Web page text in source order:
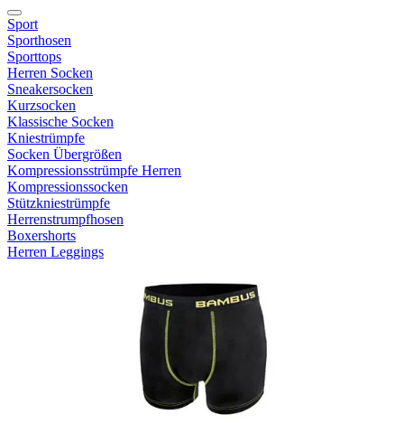
Sport
Sporthosen
Sporttops
Herren Socken
Sneakersocken
Kurzsocken
Klassische Socken
Kniestrümpfe
Socken Übergrößen
Kompressionsstrümpfe Herren
Kompressionssocken
Stützkniestrümpfe
Herrenstrumpfhosen
Boxershorts
Herren Leggings